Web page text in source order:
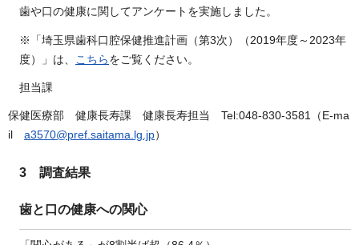
歯や口の健康に関してアンケートを実施しました。
※「埼玉県歯科口腔保健推進計画（第3次）（2019年度～2023年
度）」は、
こちらをご覧ください。
担当課
保健医療部 健康長寿課 健康長寿担当 Tel:048-830-3581（E-ma
il a3570@pref.saitama.lg.jp）
3 調査結果
歯と口の健康への関心